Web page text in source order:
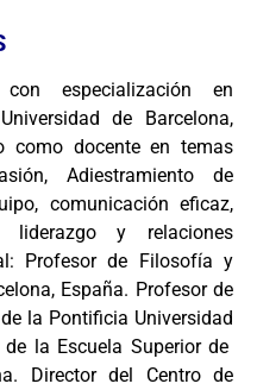
especialización en
de Barcelona,
como docente en temas
Adiestramiento de
comunicación eficaz,
liderazgo y relaciones
Profesor de Filosofía y
España. Profesor de
la Pontificia Universidad
la Escuela Superior de
Director del Centro de